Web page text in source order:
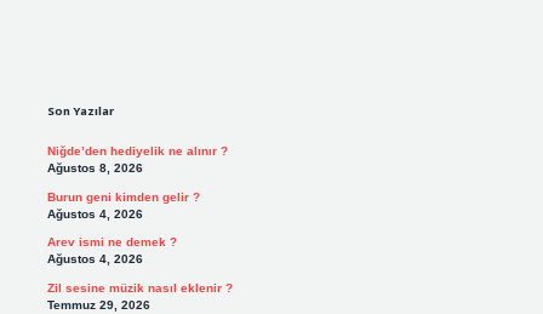
Son Yazılar
Niğde’den hediyelik ne alınır ?
Ağustos 8, 2026
Burun geni kimden gelir ?
Ağustos 4, 2026
Arev ismi ne demek ?
Ağustos 4, 2026
Zil sesine müzik nasıl eklenir ?
Temmuz 29, 2026